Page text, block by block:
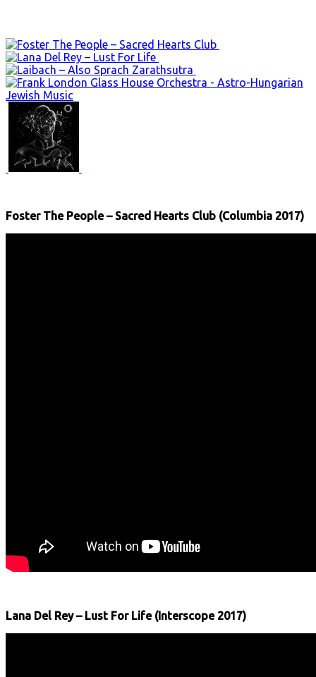
Foster The People – Sacred Hearts Club (Columbia 2017)
Lana Del Rey – Lust For Life (Interscope 2017)